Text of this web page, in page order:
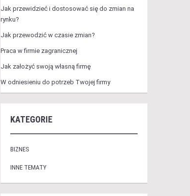
Jak przewidzieć i dostosować się do zmian na
rynku?
Jak przewodzić w czasie zmian?
Praca w firmie zagranicznej
Jak założyć swoją własną firmę
W odniesieniu do potrzeb Twojej firmy
KATEGORIE
BIZNES
INNE TEMATY